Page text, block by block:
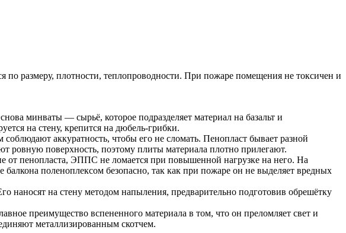
по размеру, плотности, теплопроводности. При пожаре помещения не токсичен и
минваты — сырьё, которое подразделяет материал на базальт и
на стену, крепится на дюбель-грибки.
аккуратность, чтобы его не сломать. Пенопласт бывает разной
ровную поверхность, поэтому плиты материала плотно прилегают.
от пенопласта, ЭППС не ломается при повышенной нагрузке на него. На
поленоплексом безопасно, так как при пожаре он не выделяет вредных
наносят на стену методом напыления, предварительно подготовив обрешётку
преимущество вспененного материала в том, что он преломляет свет и
металлизированным скотчем.